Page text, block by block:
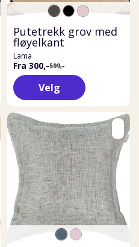
Putetrekk grov med
fløyelkant
Lama
Fra 300,-599,-
Velg